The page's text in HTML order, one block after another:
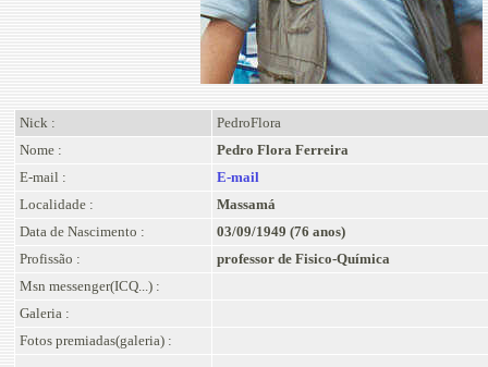
Nick :
PedroFlora
Nome :
Pedro Flora Ferreira
E-mail :
E-mail
Localidade :
Massamá
Data de Nascimento :
03/09/1949 (76 anos)
Profissão :
professor de Fisico-Química
Msn messenger(ICQ...) :
Galeria :
Fotos premiadas(galeria) :